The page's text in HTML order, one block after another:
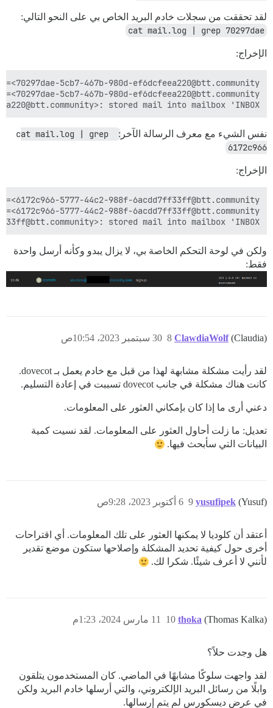
لقد تحققت من سجلات خادم البريد الخاص بي على النحو التالي:
cat mail.log | grep 70297dae
الإخراج:
stored mail into mailbox 'INBOX'
نفس الشيء مع معرف الرسالة الآخر:
cat mail.log | grep
6172c966
الإخراج:
stored mail into mailbox 'INBOX'
ولكن في لوحة التحكم الخاصة بي، لا يزال يبدو وكأنه أرسل واحدة
فقط:
ClawdiaWolf (Claudia) 30 سبتمبر 2023، 10:54ص 8
لقد رأيت مشكلة مشابهة لهذا من قبل مع خادم يعمل بـ dovecot.
كانت هناك مشكلة في جانب dovecot تسببت في إعادة التسليم.
دعني أرى ما إذا كان بإمكاني العثور على المعلومات.
تعديل: ما زلت أحاول العثور على المعلومات. لقد نسيت كمية
البيانات التي سأبحث فيها.
yusufipek (Yusuf) 6 أكتوبر 2023، 9:28ص 9
أعتقد أن كلوديا لا يمكنها العثور على تلك المعلومات. أي اقتراحات
أخرى حول كيفية تحديد المشكلة وإصلاحها ستكون موضع تقدير
لأنني لا أعرف شيئًا. شكرا لك.
thoka (Thomas Kalka) 11 مارس 2024، 1:23م 10
هل وجدت حلاً؟
لقد واجهت سلوكًا مشابهًا في الماضي. كان المستخدمون يتلقون
وابلًا من رسائل البريد الإلكتروني، والتي أرسلها خادم البريد ولكن
في عرض ديسكورس لم يتم إرسالها.